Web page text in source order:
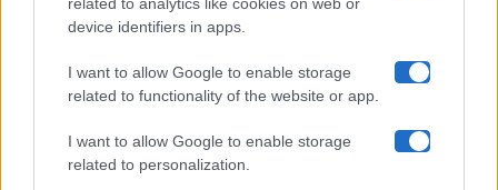
device identifiers in apps.
I want to allow Google to enable storage
related to functionality of the website or app.
I want to allow Google to enable storage
related to personalization.
Contatti
Privacy Policy
Cookie Policy